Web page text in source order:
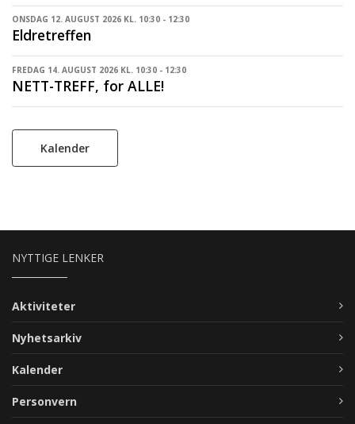
ONSDAG 12. AUGUST 2026 KL. 10:30 - 12:30
Eldretreffen
FREDAG 14. AUGUST 2026 KL. 10:30 - 12:30
NETT-TREFF, for ALLE!
Kalender
NYTTIGE LENKER
Aktiviteter
Nyhetsarkiv
Kalender
Personvern